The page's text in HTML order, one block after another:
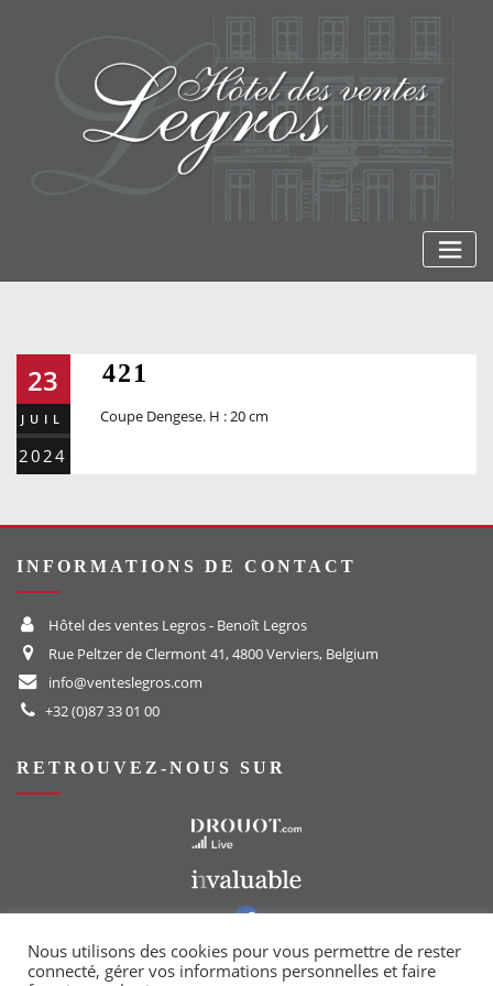
23
JUIL
2024
421
Coupe Dengese. H : 20 cm
INFORMATIONS DE CONTACT
Hôtel des ventes Legros - Benoît Legros
Rue Peltzer de Clermont 41, 4800 Verviers, Belgium
info@venteslegros.com
+32 (0)87 33 01 00
RETROUVEZ-NOUS SUR
Vers notre groupe Facebook
Nous utilisons des cookies pour vous permettre de rester
connecté, gérer vos informations personnelles et faire